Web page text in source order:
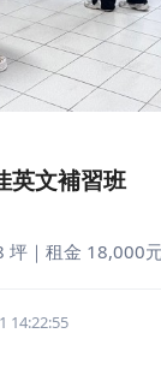
英文補習班
坪｜租金 18,000
14:22:55